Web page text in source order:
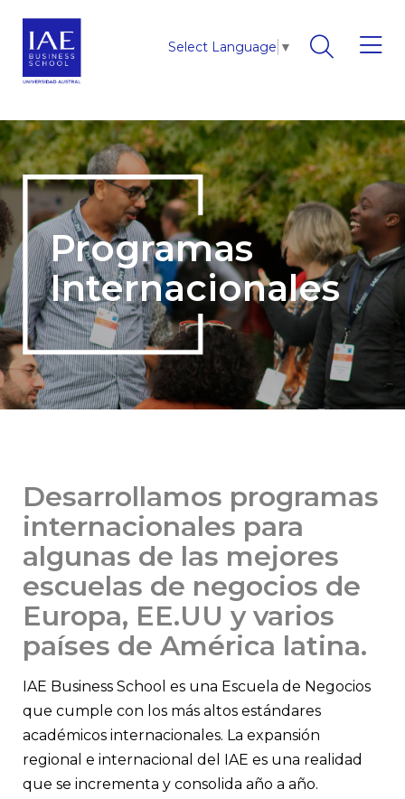
Select Language ▼
Programas
Internacionales
Desarrollamos programas
internacionales para
algunas de las mejores
escuelas de negocios de
Europa, EE.UU y varios
países de América latina.
IAE Business School es una Escuela de Negocios
que cumple con los más altos estándares
académicos internacionales. La expansión
regional e internacional del IAE es una realidad
que se incrementa y consolida año a año.